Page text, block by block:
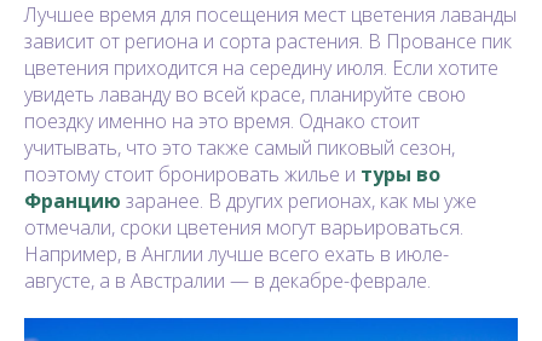
Лучшее время для посещения мест цветения лаванды
зависит от региона и сорта растения. В Провансе пик
цветения приходится на середину июля. Если хотите
увидеть лаванду во всей красе, планируйте свою
поездку именно на это время. Однако стоит
учитывать, что это также самый пиковый сезон,
поэтому стоит бронировать жилье и туры во
Францию заранее. В других регионах, как мы уже
отмечали, сроки цветения могут варьироваться.
Например, в Англии лучше всего ехать в июле-
августе, а в Австралии — в декабре-феврале.